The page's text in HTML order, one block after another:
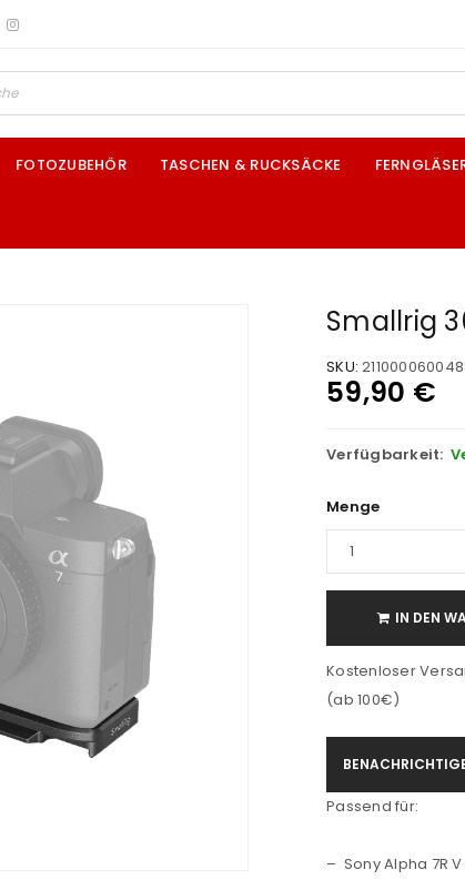
FOTOZUBEHÖR TASCHEN & RUCKSÄCKE
Smallrig
SKU:
59,90 €
Verfügbarkeit:
Menge
IN DEN
Kostenloser
(ab 100€)
Passend für:
– Sony Alpha 7R